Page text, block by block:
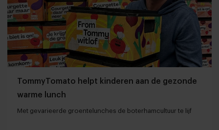
TommyTomato helpt kinderen aan de gezonde
warme lunch
Met gevarieerde groentelunches de boterhamcultuur te lijf